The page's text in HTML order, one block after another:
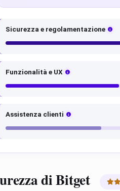
Sicurezza e regolamentazione
Funzionalità e UX
Assistenza clienti
di Bitget